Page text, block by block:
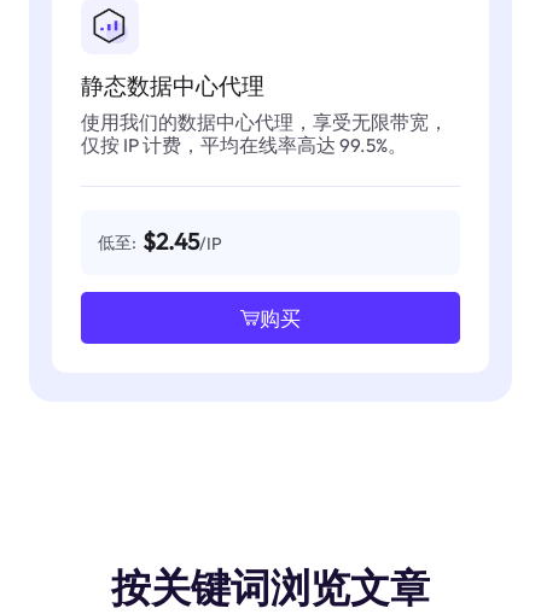
静态数据中心代理
使用我们的数据中心代理，享受无限带宽，
仅按 IP 计费，平均在线率高达 99.5%。
低至: $2.45/IP
购买
按关键词浏览文章